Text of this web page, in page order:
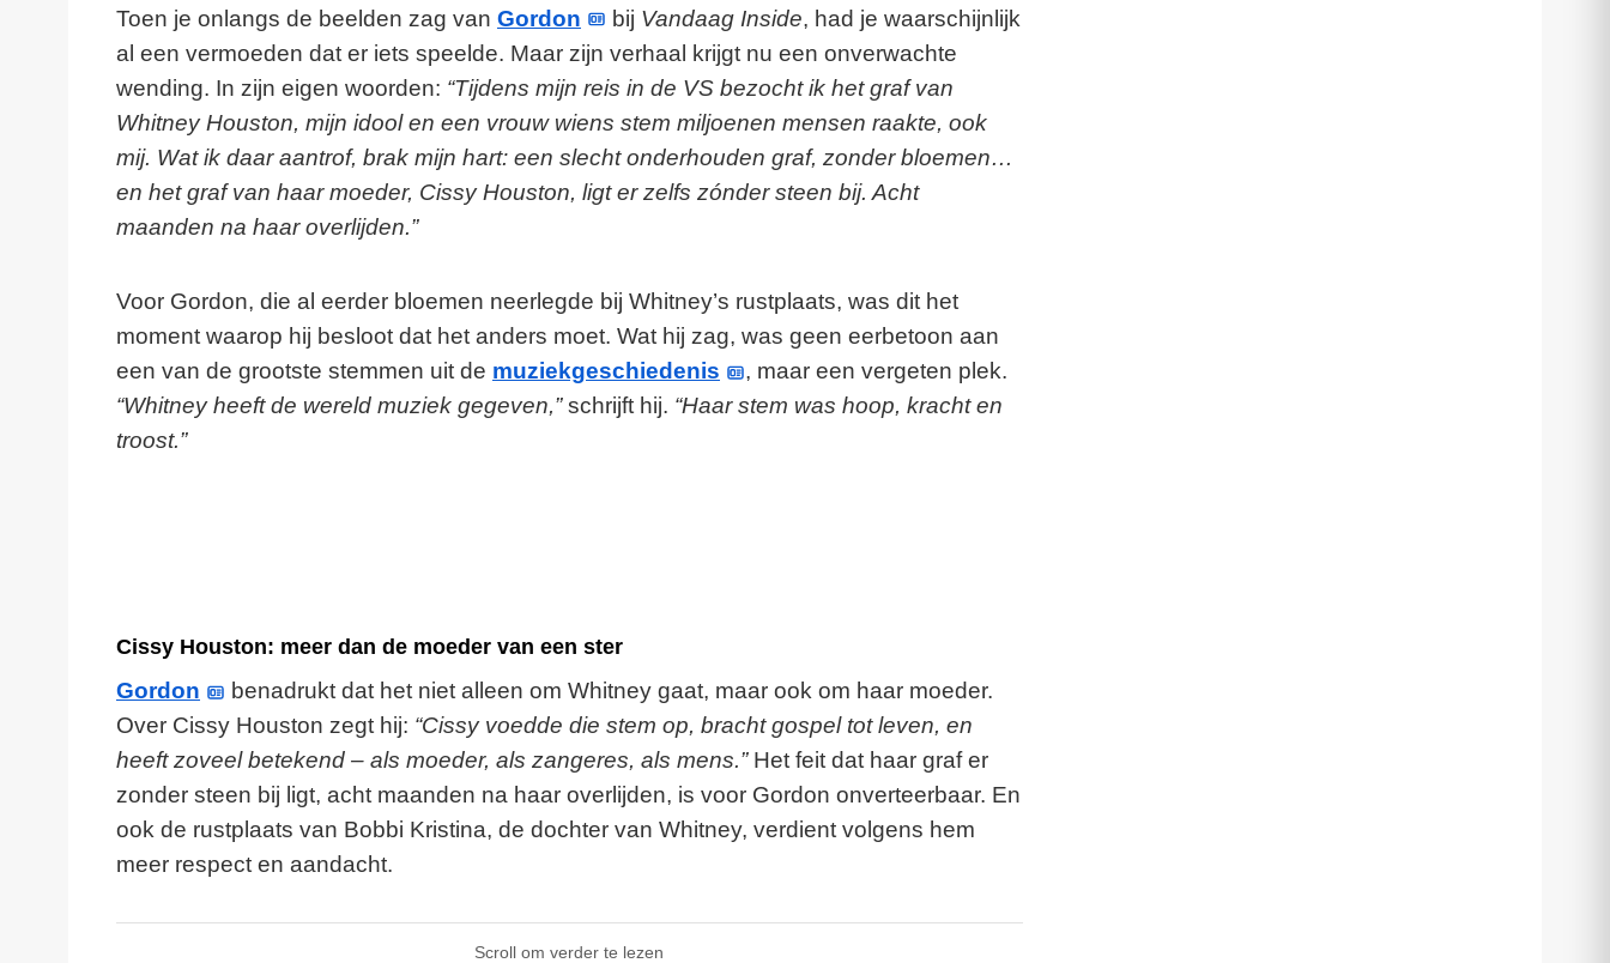
Toen je onlangs de beelden zag van Gordon bij Vandaag Inside, had je waarschijnlijk
al een vermoeden dat er iets speelde. Maar zijn verhaal krijgt nu een onverwachte
wending. In zijn eigen woorden: “Tijdens mijn reis in de VS bezocht ik het graf van
Whitney Houston, mijn idool en een vrouw wiens stem miljoenen mensen raakte, ook
mij. Wat ik daar aantrof, brak mijn hart: een slecht onderhouden graf, zonder bloemen…
en het graf van haar moeder, Cissy Houston, ligt er zelfs zónder steen bij. Acht
maanden na haar overlijden.”
Voor Gordon, die al eerder bloemen neerlegde bij Whitney’s rustplaats, was dit het
moment waarop hij besloot dat het anders moet. Wat hij zag, was geen eerbetoon aan
een van de grootste stemmen uit de muziekgeschiedenis
, maar een vergeten plek.
“Whitney heeft de wereld muziek gegeven,”schrijft hij. “Haar stem was hoop, kracht en
troost.”
Cissy Houston: meer dan de moeder van een ster
Gordon
benadrukt dat het niet alleen om Whitney gaat, maar ook om haar moeder.
Over Cissy Houston zegt hij: “Cissy voedde die stem op, bracht gospel tot leven, en
heeft zoveel betekend – als moeder, als zangeres, als mens.”Het feit dat haar graf er
zonder steen bij ligt, acht maanden na haar overlijden, is voor Gordon onverteerbaar. En
ook de rustplaats van Bobbi Kristina, de dochter van Whitney, verdient volgens hem
meer respect en aandacht.
Scroll om verder te lezen